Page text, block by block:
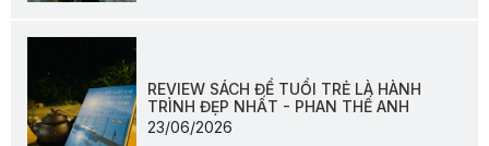
REVIEW SÁCH ĐỂ TUỔI TRẺ LÀ HÀNH
TRÌNH ĐẸP NHẤT - PHAN THẾ ANH
23/06/2026